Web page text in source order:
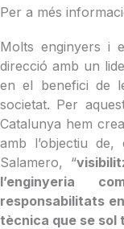
Per a més
Molts enginyers i
direcció amb un
en el benefici de
societat. Per
Catalunya hem
amb l’objectiu
Salamero, “
l’enginyeria
responsabilitats
tècnica que se sol